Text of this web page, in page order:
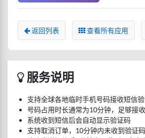
返回列表 查看所有应用
服务说明
支持全球各地临时手机号码接收短信
号码占用时长通常为10分钟，足够接
系统收到短信后会自动显示验证码
支持取消订单，10分钟内未收到验证